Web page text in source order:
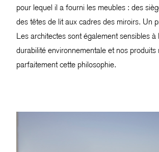
pour lequel il a fourni les meubles : des
des têtes de lit aux cadres des miroirs. Un
Les architectes sont également sensibles à
durabilité environnementale et nos produits
parfaitement cette philosophie.